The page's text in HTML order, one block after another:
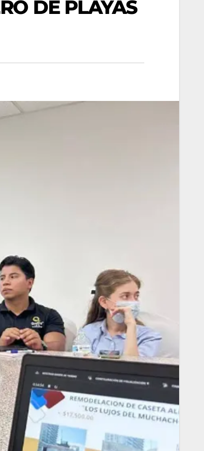
DE PLAYAS